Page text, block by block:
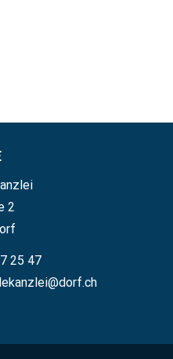
2
25 47